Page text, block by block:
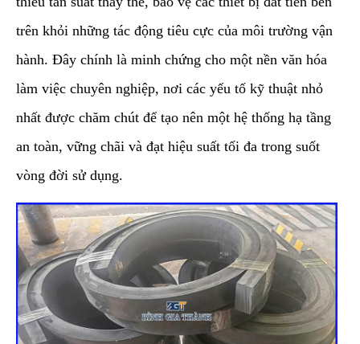
trên khỏi những tác động tiêu cực của môi trường vận
hành. Đây chính là minh chứng cho một nền văn hóa
làm việc chuyên nghiệp, nơi các yếu tố kỹ thuật nhỏ
nhất được chăm chút để tạo nên một hệ thống hạ tầng
an toàn, vững chãi và đạt hiệu suất tối đa trong suốt
vòng đời sử dụng.